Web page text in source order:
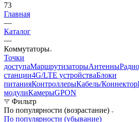
73
Главная
—
Каталог
—
Коммутаторы
Точки
доступаМаршрутизаторыАнтенны
станции4G/LTE устройстваБлоки
питанияКонтроллерыКабель/Коннектор
модулиКамерыGPON
Фильтр
По популярности (возрастание)
По популярности (убывание)